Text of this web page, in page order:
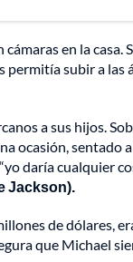
en la casa.
permitía subir a las
a sus hijos.
ocasión, sentado
daría cualquier
Jackson).
de dólares,
que Michael